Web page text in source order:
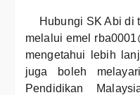
Hubungi SK Abi di
melalui emel
mengetahui lebih
juga boleh
Pendidikan